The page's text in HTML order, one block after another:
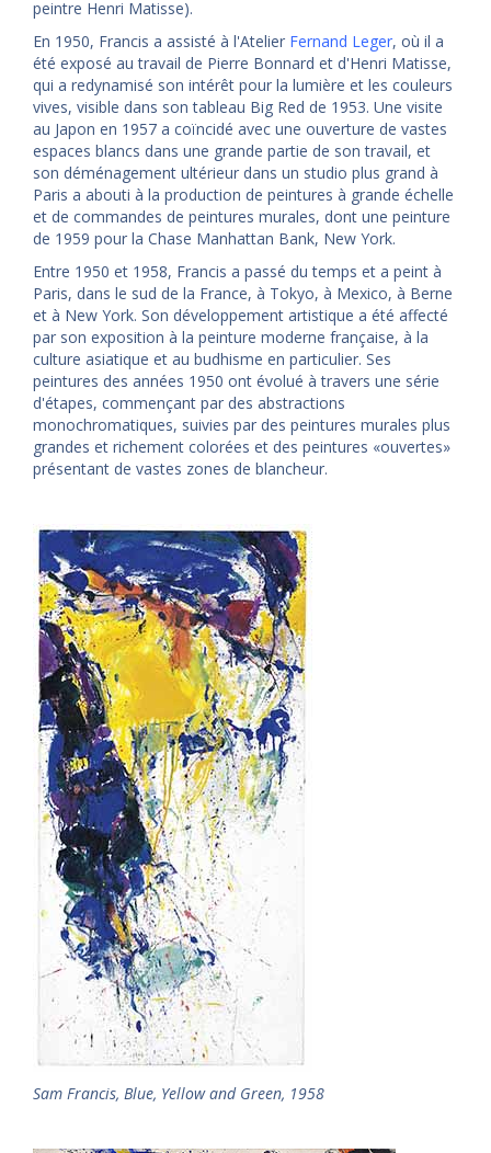
peintre Henri Matisse).
En 1950, Francis a assisté à l'Atelier Fernand Leger, où il a
été exposé au travail de Pierre Bonnard et d'Henri Matisse,
qui a redynamisé son intérêt pour la lumière et les couleurs
vives, visible dans son tableau Big Red de 1953. Une visite
au Japon en 1957 a coïncidé avec une ouverture de vastes
espaces blancs dans une grande partie de son travail, et
son déménagement ultérieur dans un studio plus grand à
Paris a abouti à la production de peintures à grande échelle
et de commandes de peintures murales, dont une peinture
de 1959 pour la Chase Manhattan Bank, New York.
Entre 1950 et 1958, Francis a passé du temps et a peint à
Paris, dans le sud de la France, à Tokyo, à Mexico, à Berne
et à New York. Son développement artistique a été affecté
par son exposition à la peinture moderne française, à la
culture asiatique et au budhisme en particulier. Ses
peintures des années 1950 ont évolué à travers une série
d'étapes, commençant par des abstractions
monochromatiques, suivies par des peintures murales plus
grandes et richement colorées et des peintures «ouvertes»
présentant de vastes zones de blancheur.
Sam Francis, Blue, Yellow and Green, 1958